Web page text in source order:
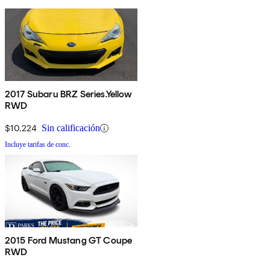
2017 Subaru BRZ Series.Yellow
RWD
$10,224 Sin calificación
Incluye tarifas de conc.
2015 Ford Mustang GT Coupe
RWD